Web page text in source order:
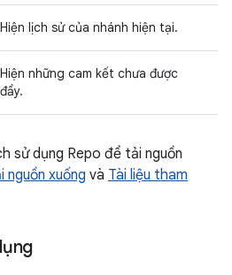
Hiện lịch sử của nhánh hiện tại.
Hiện những cam kết chưa được
đẩy.
sử dụng Repo để tải nguồn
nguồn xuống và Tài liệu tham